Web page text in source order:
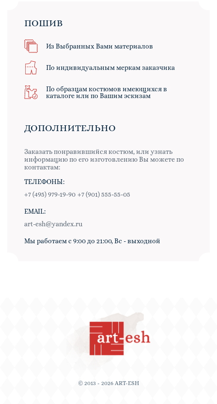
ПОШИВ
Из Выбранных Вами материалов
По индивидуальным меркам заказчика
По образцам костюмов имеющихся в
каталоге или по Вашим эскизам
ДОПОЛНИТЕЛЬНО
Заказать понравившийся костюм, или узнать
информацию по его изготовлению Вы можете по
контактам:
ТЕЛЕФОНЫ:
+7 (495) 979-19-90 +7 (901) 555-55-05
EMAIL:
art-esh@yandex.ru
Мы работаем с 9:00 до 21:00, Вс - выходной
© 2013 - 2026 ART-ESH